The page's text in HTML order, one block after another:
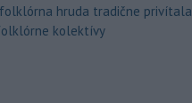
hruda tradične privítala
kolektívy